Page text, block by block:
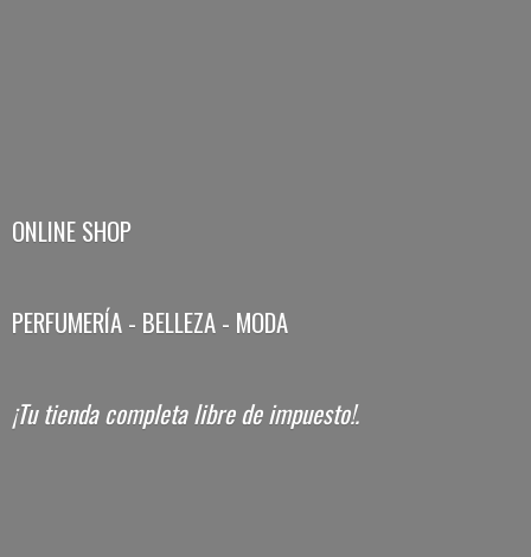
ONLINE SHOP
PERFUMERÍA - BELLEZA - MODA
¡Tu tienda completa librede impuesto!.